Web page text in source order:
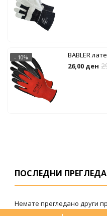
BABLER
26,00 ден
- 10%
ПОСЛЕДНИ
Немате прегледано други